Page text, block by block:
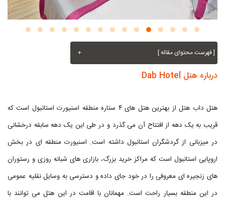
[ فهرست محتوای مقاله ] +
درباره هتل Dab Hotel
هتل داب هتل از بهترین هتل های ۴ ستاره منطقه اسنیورت استانبول است که
قریب به یک دهه از افتتاح آن می گذرد و در طی این یک دهه سابقه درخشانی
در میزبانی از گردشگران استانبول داشته است. اسنیورت منطقه ای در بخش
اروپایی استانبول است که مراکز خرید بزرگ، بازاری های شبانه روزی و رستوران
های زنجیره ای معروفی را در خود جای داده و دسترسی به وسایل نقلیه عمومی
در این منطقه بسیار راحت است. مهمانان با اقامت در این هتل می توانند با